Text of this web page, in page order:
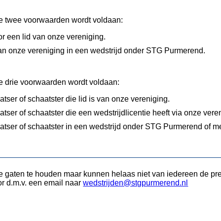
twee voorwaarden wordt voldaan:
een lid van onze vereniging.
onze vereniging in een wedstrijd onder STG Purmerend.
drie voorwaarden wordt voldaan:
of schaatster die lid is van onze vereniging.
of schaatster die een wedstrijdlicentie heeft via onze
of schaatster in een wedstrijd onder STG Purmerend of
te houden maar kunnen helaas niet van iedereen de
d.m.v. een email naarwedstrijden@stgpurmerend.nl